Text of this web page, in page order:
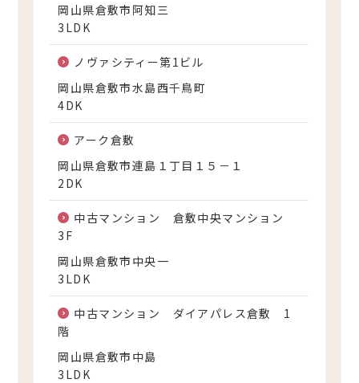
岡山県倉敷市阿知三
3LDK
ノヴァシティー第1ビル
岡山県倉敷市水島西千鳥町
4DK
アーク倉敷
岡山県倉敷市連島１丁目１５－１
2DK
中古マンション 倉敷中央マンション
3F
岡山県倉敷市中央一
3LDK
中古マンション ダイアパレス倉敷 1
階
岡山県倉敷市中島
3LDK